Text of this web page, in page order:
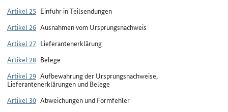
Artikel 25 Einfuhr in Teilsendungen
Artikel 26 Ausnahmen vom Ursprungsnachweis
Artikel 27 Lieferantenerklärung
Artikel 28 Belege
Artikel 29 Aufbewahrung der Ursprungsnachweise,
Lieferantenerklärungen und Belege
Artikel 30 Abweichungen und Formfehler